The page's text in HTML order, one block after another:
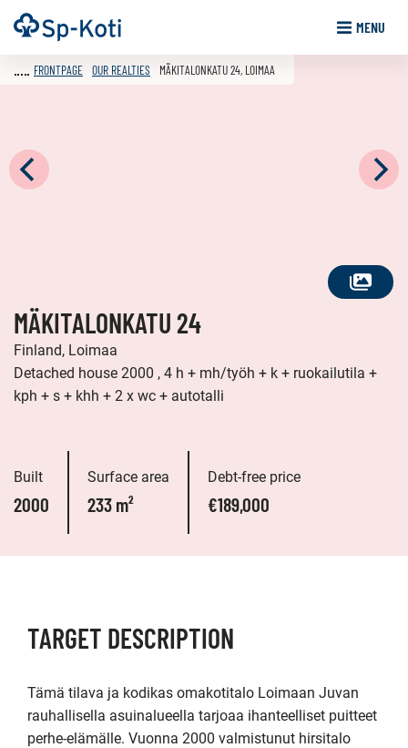
Go
to
Frontpage MENU
SEE
FRONTPAGE OUR REALTIES MÄKITALONKATU 24, LOIMAA
MÄKITALONKATU 24
Finland, Loimaa
Detached house 2000 , 4 h + mh/työh + k + ruokailutila +
kph + s + khh + 2 x wc + autotalli
Built
2000
Surface area
233 m²
Debt-free price
€189,000
TARGET DESCRIPTION
Tämä tilava ja kodikas omakotitalo Loimaan Juvan
rauhallisella asuinalueella tarjoaa ihanteelliset puitteet
perhe-elämälle. Vuonna 2000 valmistunut hirsitalo